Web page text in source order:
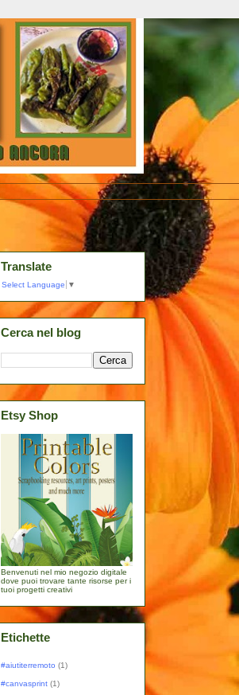
Translate
Select Language ▼
Cerca nel blog
Etsy Shop
Benvenuti nel mio negozio digitale
dove puoi trovare tante risorse per i
tuoi progetti creativi
Etichette
#aiutiterremoto (1)
#canvasprint (1)